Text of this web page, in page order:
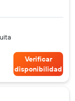
Verificar
disponibilidad